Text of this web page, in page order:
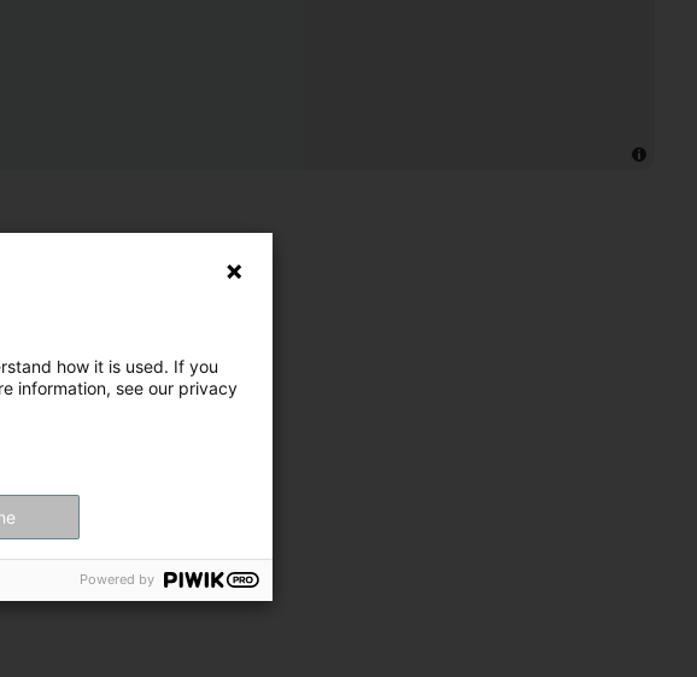
how it is used. If you
information, see our privacy
Powered by